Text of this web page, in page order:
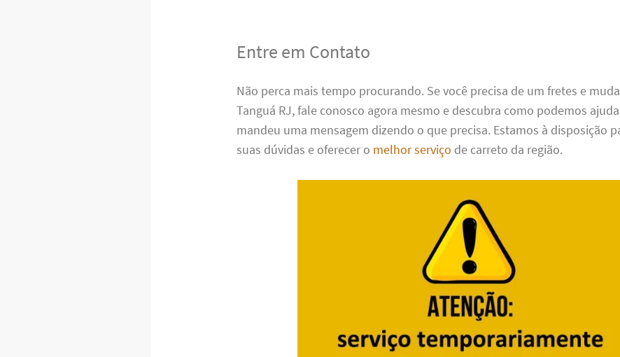
Entre em Contato
Não perca mais tempo procurando. Se você precisa de um fretes e
Tanguá RJ, fale conosco agora mesmo e descubra como podemos
mandeu uma mensagem dizendo o que precisa. Estamos à disposição
suas dúvidas e oferecer o melhor serviço de carreto da região.